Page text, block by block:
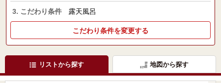
3. こだわり条件 露天風呂
こだわり条件を変更する
リストから探す 地図から探す